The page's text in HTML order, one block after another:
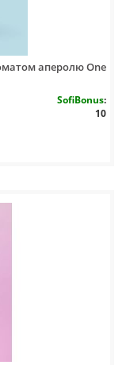
аперолю One
SofiBonus:
10